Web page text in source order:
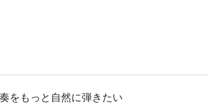
をもっと自然に弾きたい